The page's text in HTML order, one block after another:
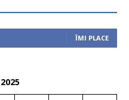
ÎMI PLACE